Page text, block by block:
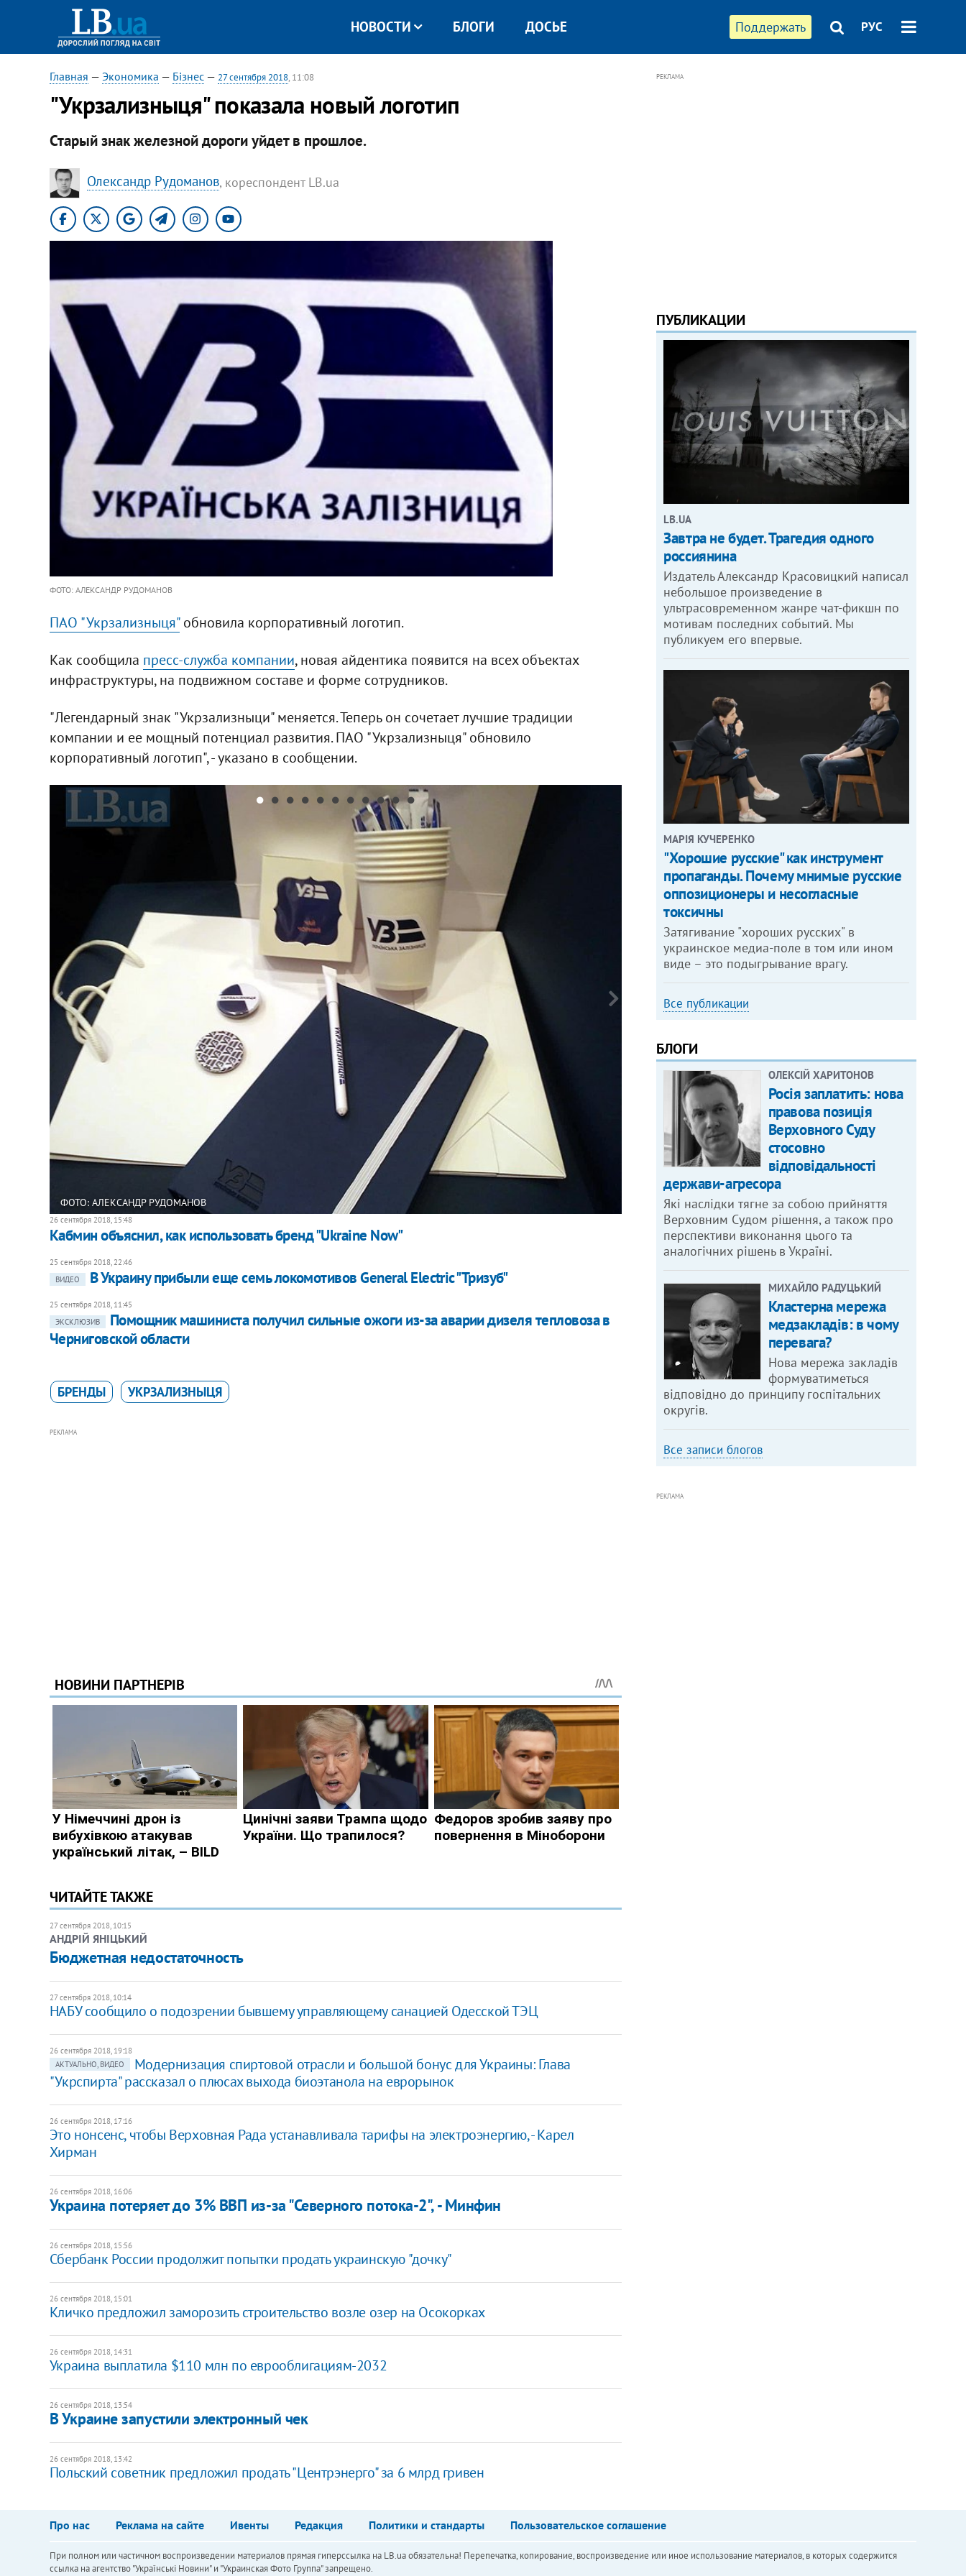
Поддержать РУС
НОВОСТИ БЛОГИ ДОСЬЕ
Главная — Экономика — Бізнес— 27 сентября 2018, 11:08
"Укрзализныця" показала новый логотип
Старый знак железной дороги уйдет в прошлое.
Олександр Рудоманов, кореспондент LB.ua
ФОТО: АЛЕКСАНДР РУДОМАНОВ
ПАО "Укрзализныця"обновила корпоративный логотип.
Как сообщила пресс-служба компании, новая айдентика появится на всех объектах
инфраструктуры, на подвижном составе и форме сотрудников.
"Легендарный знак "Укрзализныци" меняется. Теперь он сочетает лучшие традиции
компании и ее мощный потенциал развития. ПАО "Укрзализныця" обновило
корпоративный логотип", - указано в сообщении.
ФОТО: АЛЕКСАНДР РУДОМАНОВ
ФОТО: АЛЕКСАНДР РУДОМАНОВ
26 сентября 2018, 15:48
Кабмин объяснил, как использовать бренд "Ukraine Now"
25 сентября 2018, 22:46
ВИДЕО
В Украину прибыли еще семь локомотивов General Electric "Тризуб"
25 сентября 2018, 11:45
ЭКСКЛЮЗИВ
Помощник машиниста получил сильные ожоги из-за аварии дизеля тепловоза в
Черниговской области
БРЕНДЫ УКРЗАЛИЗНЫЦЯ
РЕКЛАМА
ЧИТАЙТЕ ТАКЖЕ
27 сентября 2018, 10:15
АНДРІЙ ЯНІЦЬКИЙ
Бюджетная недостаточность
27 сентября 2018, 10:14
​НАБУ сообщило о подозрении бывшему управляющему санацией Одесской ТЭЦ
26 сентября 2018, 19:18
АКТУАЛЬНО, ВИДЕО
Модернизация спиртовой отрасли и большой бонус для Украины: Глава
"Укрспирта" рассказал о плюсах выхода биоэтанола на еврорынок
26 сентября 2018, 17:16
Это нонсенс, чтобы Верховная Рада устанавливала тарифы на электроэнергию, - Карел
Хирман
26 сентября 2018, 16:06
Украина потеряет до 3% ВВП из-за "Северного потока-2", - Минфин
26 сентября 2018, 15:56
Сбербанк России продолжит попытки продать украинскую "дочку"
26 сентября 2018, 15:01
Кличко предложил заморозить строительство возле озер на Осокорках
26 сентября 2018, 14:31
Украина выплатила $110 млн по еврооблигациям-2032
26 сентября 2018, 13:54
В Украине запустили электронный чек
26 сентября 2018, 13:42
Польский советник предложил продать "Центрэнерго" за 6 млрд гривен
РЕКЛАМА
ПУБЛИКАЦИИ
LB.UA
Завтра не будет. Трагедия одного
россиянина
Издатель Александр Красовицкий написал
небольшое произведение в
ультрасовременном жанре чат-фикшн по
мотивам последних событий. Мы
публикуем его впервые.
МАРІЯ КУЧЕРЕНКО
"Хорошие русские" как инструмент
пропаганды. Почему мнимые русские
оппозиционеры и несогласные
токсичны
Затягивание "хороших русских" в
украинское медиа-поле в том или ином
виде – это подыгрывание врагу.
Все публикации
БЛОГИ
ОЛЕКСІЙ ХАРИТОНОВ
Росія заплатить: нова
правова позиція
Верховного Суду
стосовно
відповідальності
держави-агресора
Які наслідки тягне за собою прийняття
Верховним Судом рішення, а також про
перспективи виконання цього та
аналогічних рішень в Україні.
МИХАЙЛО РАДУЦЬКИЙ
Кластерна мережа
медзакладів: в чому
перевага?
Нова мережа закладів
формуватиметься
відповідно до принципу госпітальних
округів.
Все записи блогов
РЕКЛАМА
Про нас Реклама на сайте Ивенты Редакция Политики и стандарты Пользовательское соглашение
При полном или частичном воспроизведении материалов прямая гиперссылка на LB.ua обязательна! Перепечатка, копирование, воспроизведение или иное использование материалов, в которых содержится
ссылка на агентство "Українськi Новини" и "Украинская Фото Группа" запрещено.